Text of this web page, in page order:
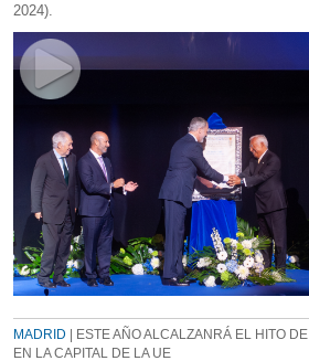
2024).
MADRID | ESTE AÑO ALCALZANRÁ EL HITO
EN LA CAPITAL DE LA UE